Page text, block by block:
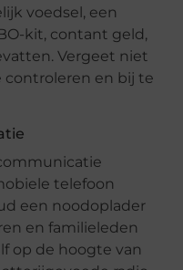
voedsel, een
kit, contant geld,
Vergeet niet
en bij te
telefoon
een noodoplader
en familieleden
op de hoogte van